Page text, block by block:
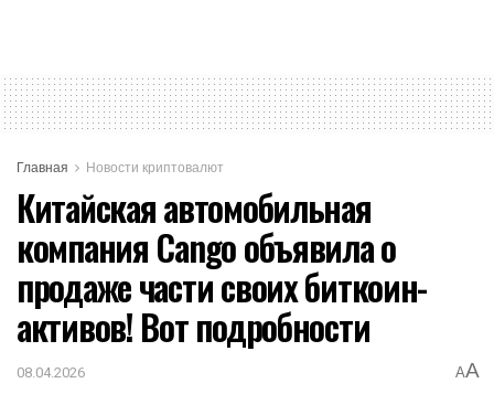
Главная Новости криптовалют
Китайская автомобильная
компания Cango объявила о
продаже части своих биткоин-
активов! Вот подробности
08.04.2026 AA